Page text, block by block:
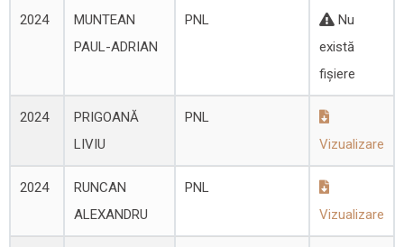
2024
MUNTEAN
PAUL-ADRIAN
PNL
Nu
există
fișiere
2024
PRIGOANĂ
LIVIU
PNL
Vizualizare
2024
RUNCAN
ALEXANDRU
PNL
Vizualizare